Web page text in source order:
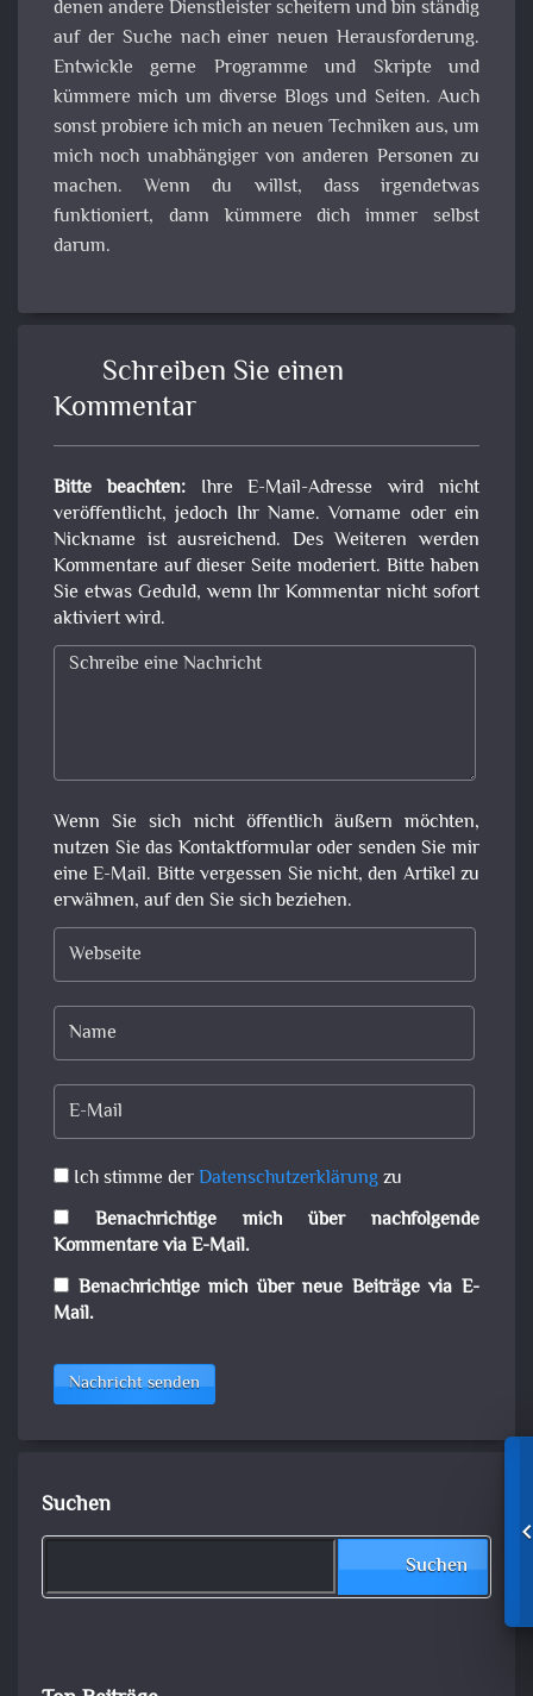
denen andere Dienstleister scheitern und bin ständig
auf der Suche nach einer neuen Herausforderung.
Entwickle gerne Programme und Skripte und
kümmere mich um diverse Blogs und Seiten. Auch
sonst probiere ich mich an neuen Techniken aus, um
mich noch unabhängiger von anderen Personen zu
machen. Wenn du willst, dass irgendetwas
funktioniert, dann kümmere dich immer selbst
darum.
Schreiben Sie einen
Kommentar
Bitte beachten:Ihre E-Mail-Adresse wird nicht
veröffentlicht, jedoch Ihr Name. Vorname oder ein
Nickname ist ausreichend. Des Weiteren werden
Kommentare auf dieser Seite moderiert. Bitte haben
Sie etwas Geduld, wenn Ihr Kommentar nicht sofort
aktiviert wird.
Wenn Sie sich nicht öffentlich äußern möchten,
nutzen Sie das Kontaktformular oder senden Sie mir
eine E-Mail. Bitte vergessen Sie nicht, den Artikel zu
erwähnen, auf den Sie sich beziehen.
Ich stimme derDatenschutzerklärungzu
Benachrichtige mich über nachfolgende
Kommentare via E-Mail.
Benachrichtige mich über neue Beiträge via E-
Mail.
Nachricht senden
Suchen
Suchen